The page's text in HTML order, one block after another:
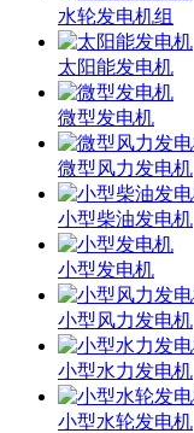
水轮发电机组
太阳能发电机
微型发电机
微型风力发电机
小型柴油发电机
小型发电机
小型风力发电机
小型水力发电机
小型水轮发电机